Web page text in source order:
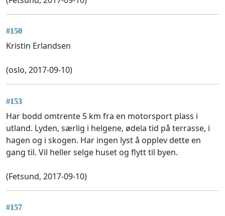
#150
Kristin Erlandsen
(oslo, 2017-09-10)
#153
Har bodd omtrente 5 km fra en motorsport plass i
utland. Lyden, særlig i helgene, ødela tid på terrasse, i
hagen og i skogen. Har ingen lyst å opplev dette en
gang til. Vil heller selge huset og flytt til byen.
(Fetsund, 2017-09-10)
#157